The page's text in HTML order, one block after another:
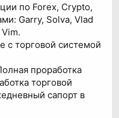
по Forex, Crypto,
Garry, Solva, Vlad
с торговой системой
проработка
торговой
сапорт в